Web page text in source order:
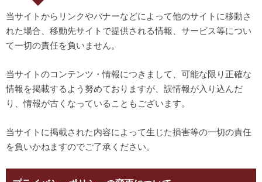
当サイトからリンクやバナーなどによって他のサイトに移動さ
れた場合、移動先サイトで提供される情報、サービス等につい
て一切の責任を負いません。
当サイトのコンテンツ・情報につきまして、可能な限り正確な
情報を掲載するよう努めておりますが、誤情報が入り込んだ
り、情報が古くなっていることもございます。
当サイトに掲載された内容によって生じた損害等の一切の責任
を負いかねますのでご了承ください。